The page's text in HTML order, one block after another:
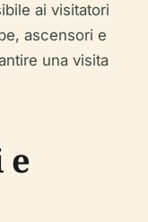
ai visitatori
ascensori e
una visita
e